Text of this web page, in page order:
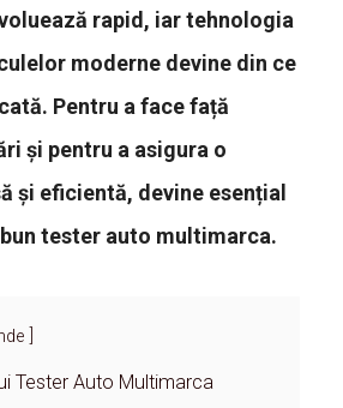
rapid, iar tehnologia
moderne devine din ce
Pentru a face față
și pentru a asigura o
și eficientă, devine esențial
tester auto multimarca.
Tester Auto Multimarca